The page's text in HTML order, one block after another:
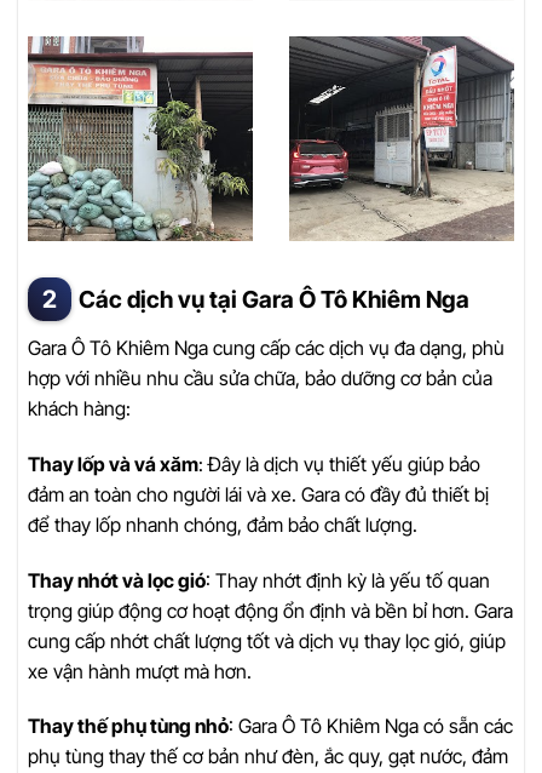
Các dịch vụ tại Gara Ô Tô Khiêm Nga
Gara Ô Tô Khiêm Nga cung cấp các dịch vụ đa dạng, phù
hợp với nhiều nhu cầu sửa chữa, bảo dưỡng cơ bản của
khách hàng:
Thay lốp và vá xăm: Đây là dịch vụ thiết yếu giúp bảo
đảm an toàn cho người lái và xe. Gara có đầy đủ thiết bị
để thay lốp nhanh chóng, đảm bảo chất lượng.
Thay nhớt và lọc gió: Thay nhớt định kỳ là yếu tố quan
trọng giúp động cơ hoạt động ổn định và bền bỉ hơn. Gara
cung cấp nhớt chất lượng tốt và dịch vụ thay lọc gió, giúp
xe vận hành mượt mà hơn.
Thay thế phụ tùng nhỏ: Gara Ô Tô Khiêm Nga có sẵn các
phụ tùng thay thế cơ bản như đèn, ắc quy, gạt nước, đảm